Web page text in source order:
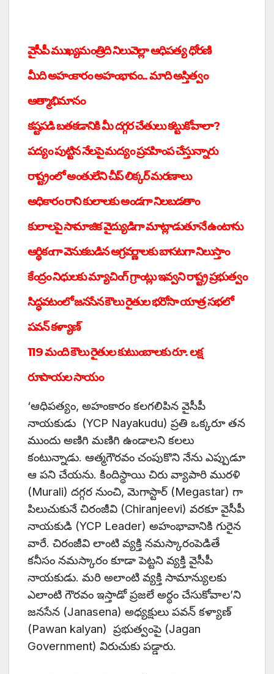
వైసీపీ ముఖ్యమంత్రిది నిలువెల్లా ఆధిపత్య ధోరణి
మీది అహంకారం అహంభావం.. మాది అస్తిత్వం
ఆత్మాభిమానం
కష్టపడి బతకడానికి మీ దగ్గర చేతులు కట్టుకోవాలా?
పద్యం పుట్టిన నేలపై మద్యం ప్రవహింప చేస్తున్నారు
రాష్ట్రంలో అంతులేని చీప్ లిక్కర్ మరణాలు
అధికారం రాని కులాలకు అండగా నిలబడతాం
కులాలపై సామాజిక వైద్యుడిగా మాట్లాడుతూనే ఉంటాను
ఆర్థికంగా వెనుకబడిన అగ్రవర్ణాలకు బాసటగా నిలుస్తాం
కేంద్రం నిధులకు మ్యాచింగ్ గ్రాంట్లు ఇవ్వని రాష్ట్ర ప్రభుత్వం
సిద్ధవటంలో జనసేన కౌలు రైతుల భరోసా యాత్ర సభలో
పవన్ కళ్యాణ్
119 మంది కౌలు రైతుల కుటుంబాలకు రూ. లక్ష
రూపాయల సాయం
‘ఆధిపత్యం, అహంకారం కలగలిపిన వైసీపీ
నాయకుడు (YCP Nayakudu) ప్రతి ఒక్కరూ తన
ముందు అణిగి మణిగి ఉండాలని కలలు
కంటున్నాడు. ఆత్మగౌరవం చంపుకొని నేను ఎప్పుడూ
ఆ పని చేయను. కిందిస్థాయి చిరు వ్యాపారి మురళి
(Murali) దగ్గర నుంచి, మెగాస్టార్ (Megastar) గా
పిలుచుకునే చిరంజీవి (Chiranjeevi) వరకూ వైసీపీ
నాయకుడి (YCP Leader) అహంభావానికి గురైన
వారే. చిరంజీవి లాంటి వ్యక్తి నమస్కారంపెడితే
కనీసం నమస్కారం కూడా పెట్టని వ్యక్తి వైసీపీ
నాయకుడు. మరి అలాంటి వ్యక్తి సామాన్యులకు
ఎలాంటి గౌరవం ఇస్తాడో ప్రజలే అర్థం చేసుకోవాల’ని
జనసేన (Janasena) అధ్యక్షులు పవన్ కళ్యాణ్
(Pawan kalyan) ప్రభుత్వంపై (Jagan
Government) విరుచుకు పడ్డారు.